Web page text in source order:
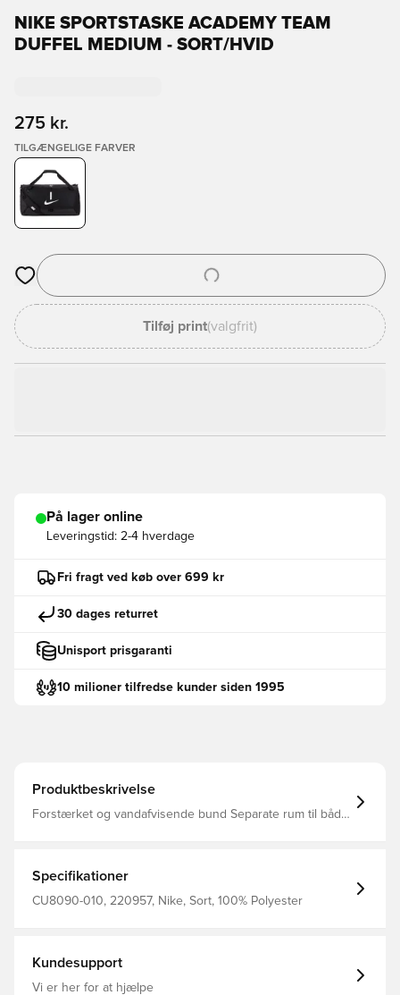
NIKE SPORTSTASKE ACADEMY TEAM
DUFFEL MEDIUM - SORT/HVID
275 kr.
TILGÆNGELIGE FARVER
Åbner en Modal til at logge ind eller tilmelde dig som medlem
Tilføj print(valgfrit)
På lager online
Leveringstid: 2-4 hverdage
Fri fragt ved køb over 699 kr
30 dages returret
Unisport prisgaranti
10 milioner tilfredse kunder siden 1995
Produktbeskrivelse
Forstærket og vandafvisende bund Separate rum til både
Specifikationer
CU8090-010, 220957, Nike, Sort, 100% Polyester
Kundesupport
Vi er her for at hjælpe